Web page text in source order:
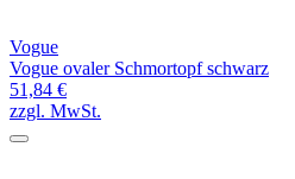
Vogue
Vogue ovaler Schmortopf schwarz
51,84 €
zzgl. MwSt.